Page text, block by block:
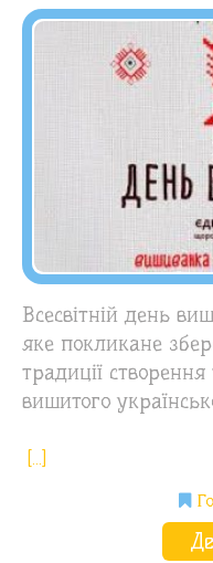
Всесвітній день
яке покликане
традиції створення
вишитого
[…]